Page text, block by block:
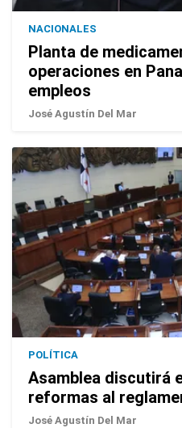
NACIONALES
Planta de
operaciones en
empleos
José Agustín Del Mar
POLÍTICA
Asamblea discutirá
reformas al
José Agustín Del Mar